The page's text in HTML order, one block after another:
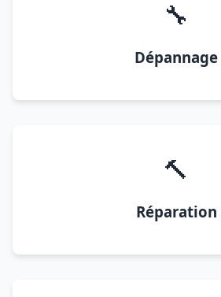
🔧
Dépannage
🔨
Réparation